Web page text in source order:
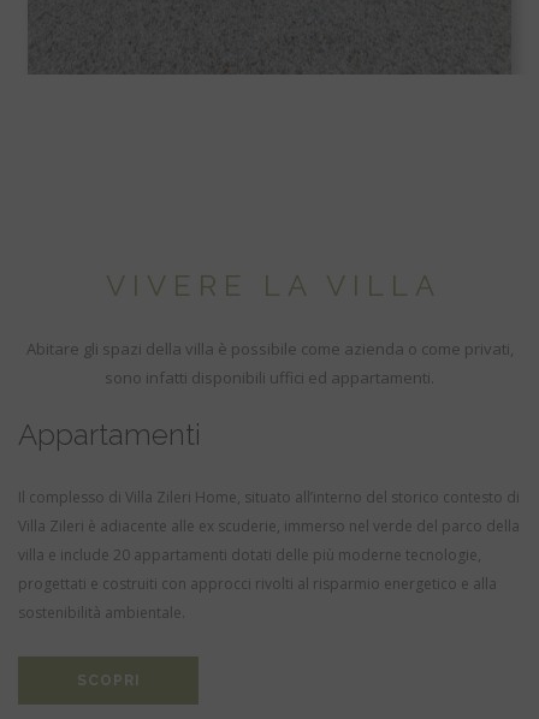
VIVERE LA VILLA
Abitare gli spazi della villa è possibile come azienda o come privati,
sono infatti disponibili uffici ed appartamenti.
Appartamenti
Il complesso di Villa Zileri Home, situato all’interno del storico contesto di
Villa Zileri è adiacente alle ex scuderie, immerso nel verde del parco della
villa e include 20 appartamenti dotati delle più moderne tecnologie,
progettati e costruiti con approcci rivolti al risparmio energetico e alla
sostenibilità ambientale.
SCOPRI